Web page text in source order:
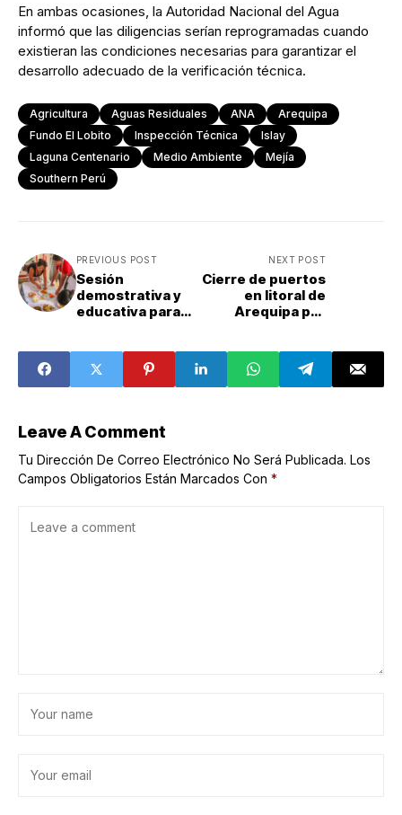
En ambas ocasiones, la Autoridad Nacional del Agua
informó que las diligencias serían reprogramadas cuando
existieran las condiciones necesarias para garantizar el
desarrollo adecuado de la verificación técnica.
Agricultura Aguas Residuales ANA
Arequipa
Fundo El Lobito
Inspección Técnica
Islay
Laguna Centenario
Medio Ambiente
Mejía
Southern Perú
PREVIOUS POST
Sesión
demostrativa y
educativa para
de 0 a 2 años
NEXT POST
Cierre de puertos
en litoral de
Arequipa por
mayo
Leave A Comment
Tu Dirección De Correo Electrónico No Será Publicada. Los
Campos Obligatorios Están Marcados Con *